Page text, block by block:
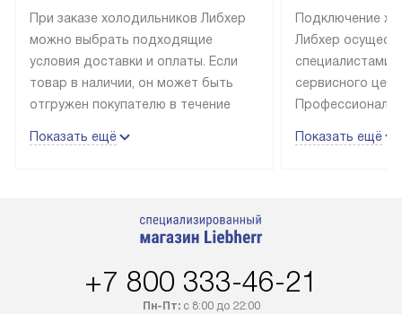
При заказе холодильников Либхер
можно выбрать подходящие
условия доставки и оплаты. Если
товар в наличии, он может быть
отгружен покупателю в течение
лейблом доставляется бесплатно
Показать ещё
Подключение
Либхер
специалистами
сервисного
эксплуатации
Показать ещё
+7 800 333-46-21
Пн-Пт:с 8:00 до 22:00